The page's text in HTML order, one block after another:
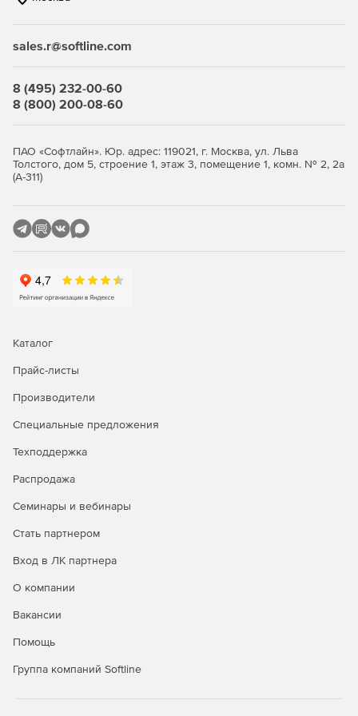
связанные с соблюдением нормативных актов.
Безопасность виртуальной среды и
рабочих столов
Легковесные агенты снижают потребление ресурсов
виртуализации до 30%, обеспечивая оптимизацию
Поддержка широкого спектра платформ
виртуализации серверов и инфраструктур VDI.
сервисов.
Управление всеми аспектами безопасности удобно и
Автоматизация политики безопасности и
среды.
облачных сред и успешно отражайте самые сложные
атаки.
sales.r@softline.com
8 (495) 232-00-60
8 (800) 200-08-60
ПАО «Софтлайн». Юр. адрес: 119021, г. Москва, ул. Льва
Толстого, дом 5, строение 1, этаж 3, помещение 1, комн. № 2, 2а
(А-311)
Каталог
Прайс-листы
Производители
Специальные предложения
Техподдержка
Распродажа
Семинары и вебинары
Стать партнером
Вход в ЛК партнера
О компании
Вакансии
Помощь
Группа компаний Softline